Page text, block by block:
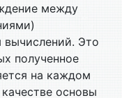
между
Это
полученное
на каждом
основы